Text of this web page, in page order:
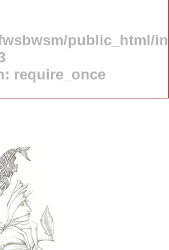
public_html/
require_once